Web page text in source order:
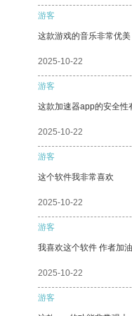
游客
这款游戏的音乐非常优美
2025-10-22
游客
这款加速器app的安全性
2025-10-22
游客
这个软件我非常喜欢
2025-10-22
游客
我喜欢这个软件 作者加油
2025-10-22
游客